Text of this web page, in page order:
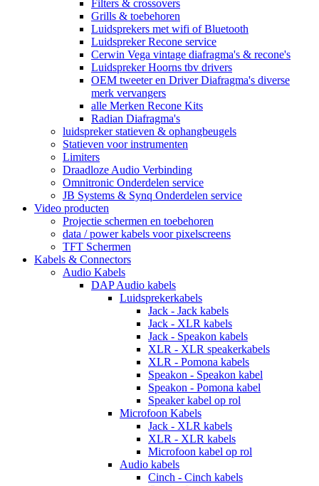
Filters & crossovers
Grills & toebehoren
Luidsprekers met wifi of Bluetooth
Luidspreker Recone service
Cerwin Vega vintage diafragma's & recone's
Luidspreker Hoorns tbv drivers
OEM tweeter en Driver Diafragma's diverse
merk vervangers
alle Merken Recone Kits
Radian Diafragma's
luidspreker statieven & ophangbeugels
Statieven voor instrumenten
Limiters
Draadloze Audio Verbinding
Omnitronic Onderdelen service
JB Systems & Synq Onderdelen service
Video producten
Projectie schermen en toebehoren
data / power kabels voor pixelscreens
TFT Schermen
Kabels & Connectors
Audio Kabels
DAP Audio kabels
Luidsprekerkabels
Jack - Jack kabels
Jack - XLR kabels
Jack - Speakon kabels
XLR - XLR speakerkabels
XLR - Pomona kabels
Speakon - Speakon kabel
Speakon - Pomona kabel
Speaker kabel op rol
Microfoon Kabels
Jack - XLR kabels
XLR - XLR kabels
Microfoon kabel op rol
Audio kabels
Cinch - Cinch kabels